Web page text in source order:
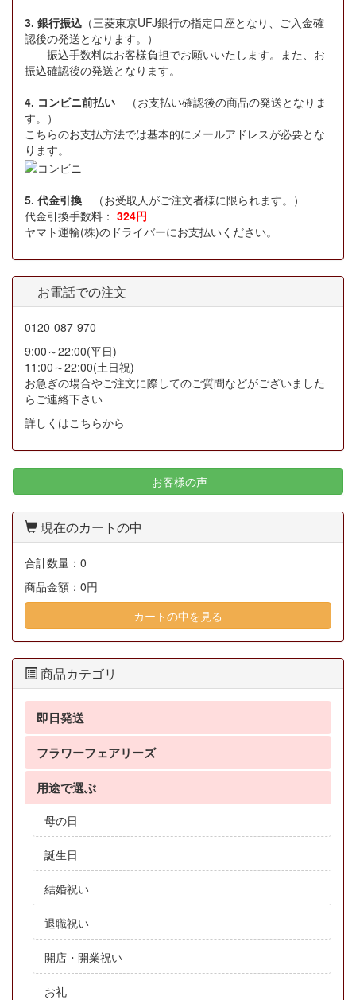
3. 銀行振込 （三菱東京UFJ銀行の指定口座となり、ご入金確
認後の発送となります。）
振込手数料はお客様負担でお願いいたします。また、お
振込確認後の発送となります。
4. コンビニ前払い （お支払い確認後の商品の発送となりま
す。）
こちらのお支払方法では基本的にメールアドレスが必要とな
ります。
5. 代金引換 （お受取人がご注文者様に限られます。）
代金引換手数料： 324円
ヤマト運輸(株)のドライバーにお支払いください。
お電話での注文
0120-087-970
9:00～22:00(平日)
11:00～22:00(土日祝)
お急ぎの場合やご注文に際してのご質問などがございました
らご連絡下さい
詳しくはこちらから
お客様の声
現在のカートの中
合計数量： 0
商品金額： 0円
カートの中を見る
商品カテゴリ
即日発送
フラワーフェアリーズ
用途で選ぶ
母の日
誕生日
結婚祝い
退職祝い
開店・開業祝い
お礼